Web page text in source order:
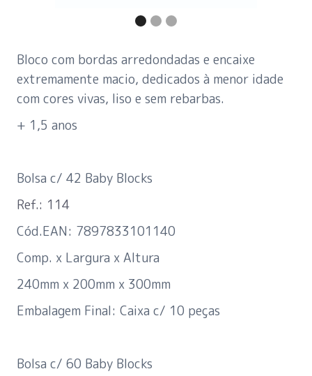
Bloco com bordas arredondadas e encaixe
extremamente macio, dedicados à menor idade
com cores vivas, liso e sem rebarbas.
+ 1,5 anos
Bolsa c/ 42 Baby Blocks
Ref.: 114
Cód.EAN: 7897833101140
Comp. x Largura x Altura
240mm x 200mm x 300mm
Embalagem Final: Caixa c/ 10 peças
Bolsa c/ 60 Baby Blocks